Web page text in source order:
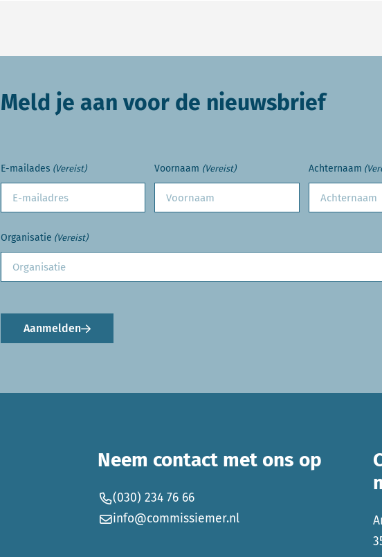
Meld je aan voor de nieuwsbrief
E-mailades (Vereist) Voornaam (Vereist) Achternaam
Organisatie (Vereist)
Aanmelden
Neem contact met ons op
(030) 234 76 66
info@commissiemer.nl